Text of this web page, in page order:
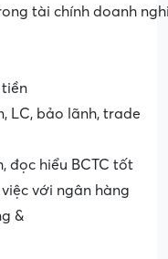
tài chính doanh
tiền
LC, bảo lãnh, trade
đọc hiểu BCTC tốt
với ngân hàng
&